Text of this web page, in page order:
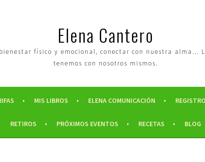
Elena Cantero
físico y emocional, conectar con nuestra alma…
tenemos con nosotros mismos.
MIS LIBROS ELENA COMUNICACIÓN
RETIROS PRÓXIMOS EVENTOS RECETAS BLOG